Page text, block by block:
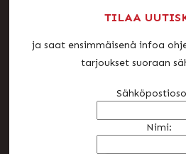
TILAA
ja saat ensimmäisenä infoa
tarjoukset suoraan
Nimi: